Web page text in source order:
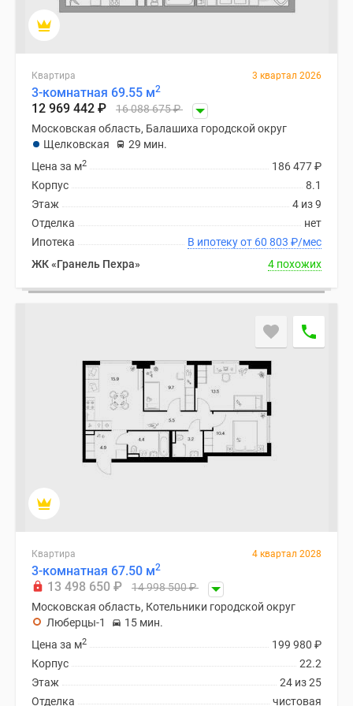
Квартира 3 квартал 2026
3-комнатная 69.55 м2
12 969 442 ₽ 16 088 675₽
Московская область, Балашиха городской округ
Щелковская
29 мин.
186 477₽
Цена за м2
8.1
Корпус
4 из 9
Этаж
нет
Отделка
В ипотеку от 60 803 ₽/мес
Ипотека
ЖК «Гранель Пехра»
4 похожих
Квартира 4 квартал 2028
3-комнатная 67.50 м2
13 498 650 ₽ 14 998 500₽
Московская область, Котельники городской округ
Люберцы-1
15 мин.
199 980 ₽
Цена за м2
22.2
Корпус
24 из 25
Этаж
чистовая
Отделка